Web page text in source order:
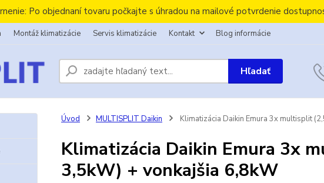
Po objednaní tovaru počkajte s úhradou na mailové potvrdenie
Montáž klimatizácie Servis klimatizácie Kontakt Blog informácie
Hľadať
Úvod MULTISPLIT Daikin Klimatizácia Daikin Emura 3x multisplit
Klimatizácia Daikin Emura 3x
3,5kW) + vonkajšia 6,8kW